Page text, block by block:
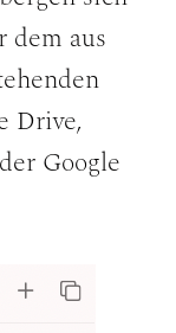
aus
Drive,
Google